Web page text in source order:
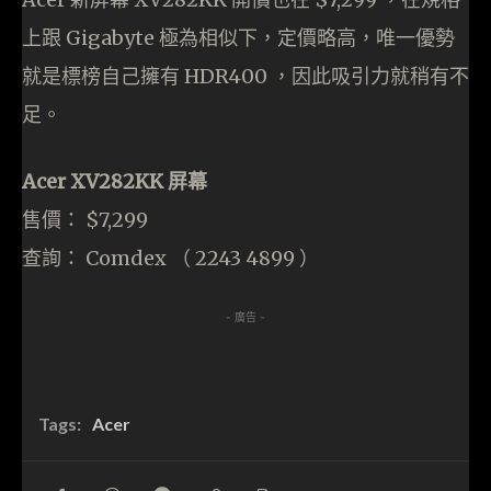
上跟 Gigabyte 極為相似下，定價略高，唯一優勢
就是標榜自己擁有 HDR400 ，因此吸引力就稍有不
足。
Acer XV282KK 屏幕
售價： $7,299
查詢： Comdex （ 2243 4899 ）
- 廣告 -
Tags: Acer